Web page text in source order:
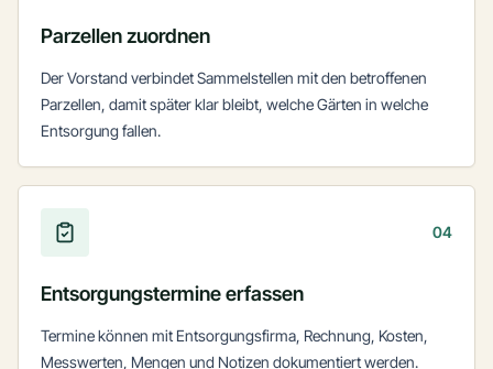
Parzellen zuordnen
Der Vorstand verbindet Sammelstellen mit den betroffenen
Parzellen, damit später klar bleibt, welche Gärten in welche
Entsorgung fallen.
04
Entsorgungstermine erfassen
Termine können mit Entsorgungsfirma, Rechnung, Kosten,
Messwerten, Mengen und Notizen dokumentiert werden.